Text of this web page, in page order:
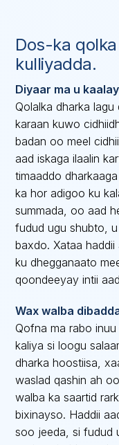
Dos-ka
kulliyadda.
Diyaar ma u kaalay
Qolalka dharka
karaan kuwo
badan oo meel
aad iskaga ilaalin
timaaddo
ka hor adigoo ku
summada, oo aad
fudud ugu shubto,
baxdo. Xataa
ku dhegganaato
qoondeeyay intii
Wax walba
Qofna ma rabo
kaliya si loogu
dharka hoostiisa,
waslad qashin ah
walba ka saartid
bixinayso. Haddii
soo jeeda, si fudud